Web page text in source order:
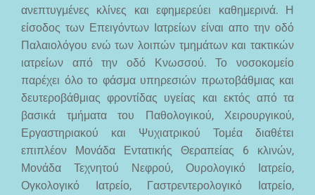
ανεπτυγμένες κλίνες και εφημερεύει καθημερινά. Η
είσοδος των Επειγόντων Ιατρείων είναι απο την οδό
Παλαιολόγου ενώ των λοιπών τμημάτων και τακτικών
ιατρείων από την οδό Κνωσσού. Το νοσοκομείο
παρέχει όλο το φάσμα υπηρεσιών πρωτοβάθμιας και
δευτεροβάθμιας φροντίδας υγείας και εκτός από τα
βασικά τμήματα του Παθολογικού, Χειρουργικού,
Εργαστηριακού και Ψυχιατρικού Τομέα διαθέτει
επιπλέον Μονάδα Εντατικής Θεραπείας 6 κλινών,
Μονάδα Τεχνητού Νεφρού, Ουρολογικό Ιατρείο,
Ογκολογικό Ιατρείο, Γαστρεντερολογικό Ιατρείο,